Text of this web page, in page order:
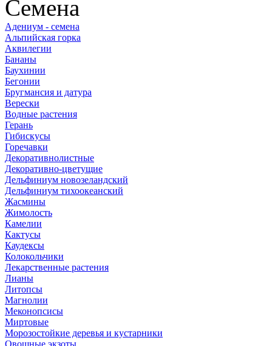
Семена
Адениум - семена
Альпийская горка
Аквилегии
Бананы
Баухинии
Бегонии
Бругмансия и датура
Верески
Водные растения
Герань
Гибискусы
Горечавки
Декоративнолистные
Декоративно-цветущие
Дельфиниум новозеландский
Дельфиниум тихоокеанский
Жасмины
Жимолость
Камелии
Кактусы
Каудексы
Колокольчики
Лекарственные растения
Лианы
Литопсы
Магнолии
Меконопсисы
Миртовые
Морозостойкие деревья и кустарники